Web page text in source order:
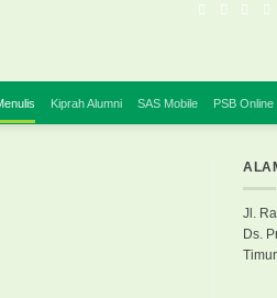
Kiprah Alumni SAS Mobile PSB Online
Jl.
Ds.